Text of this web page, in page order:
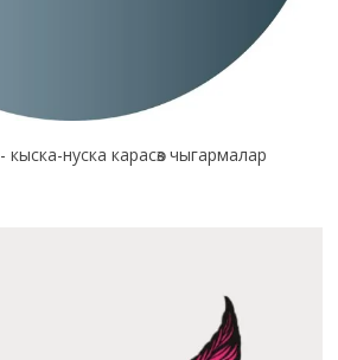
- кыска-нуска карасөз чыгармалар